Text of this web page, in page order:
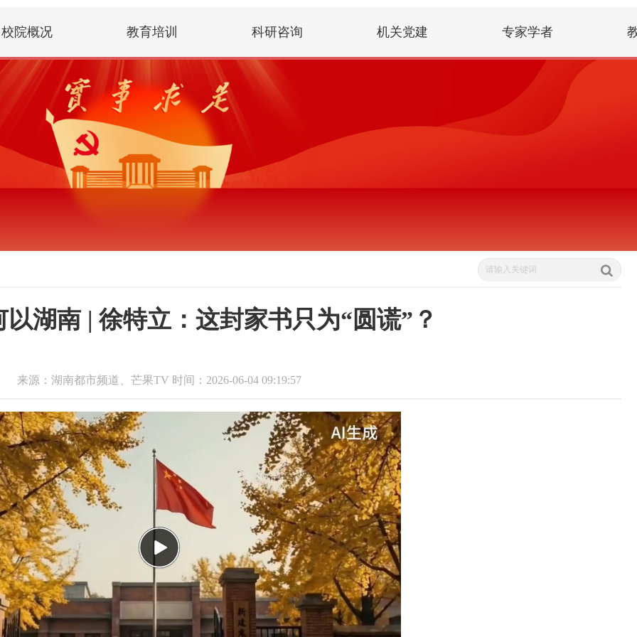
校院概况 教育培训 科研咨询 机关党建 专家学者
湖南 | 徐特立：这封家书只为“圆谎”？
来源：湖南都市频道、芒果TV 时间：2026-06-04 09:19:57